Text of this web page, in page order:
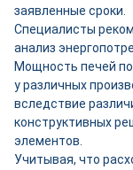
заявленные сроки.
Специалисты
анализ
Мощность печей
у различных
вследствие
конструктивных
элементов.
Учитывая, что